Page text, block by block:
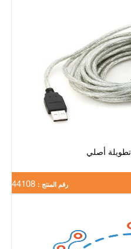
رقم المنتج :